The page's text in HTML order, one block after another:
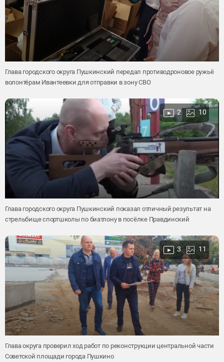
Глава городского округа Пушкинский передал противодроновое ружьё
волонтёрам Ивантеевки для отправки в зону СВО
2 10
Глава городского округа Пушкинский показал отличный результат на
стрельбище спортшколы по биатлону в посёлке Правдинский
3 11
Глава округа проверил ход работ по реконструкции центральной части
Советской площади города Пушкино